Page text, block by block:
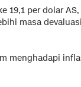
19,1 per dolar AS,
masa devaluasi
menghadapi